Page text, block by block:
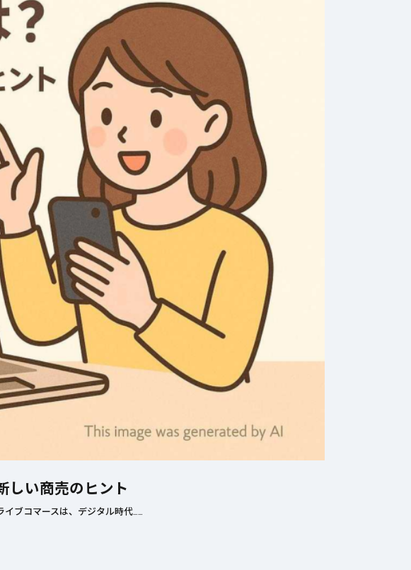
8月4日
の宝物にしたいダ
モンドジュエリー
2026年8月3日
初めての純金購入！初
心者が押さえておくべ
きポイント
しい商売のヒント
ブコマースは、デジタル時代……